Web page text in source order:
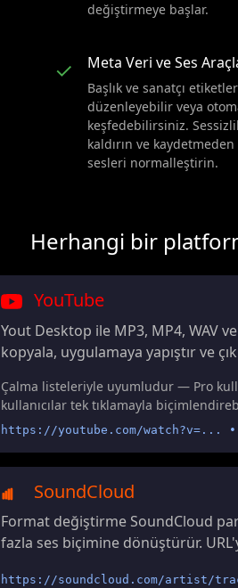
değiştirmeye başlar.
✓ Meta Veri ve Ses
Başlık ve sanatçı
düzenleyebilir veya
keşfedebilirsiniz.
kaldırın ve
sesleri normalleştirin.
Herhangi bir
YouTube
Yout Desktop ile MP3, MP4, WAV
kopyala, uygulamaya yapıştır ve
Çalma listeleriyle uyumludur — Pro
kullanıcılar tek tıklamayla
https://youtube.com/
SoundCloud
Format değiştirme SoundCloud
fazla ses biçimine dönüştürür.
https://soundcloud.com/artist/